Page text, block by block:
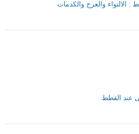
الالتواء والعرج والكدمات
عند القطط